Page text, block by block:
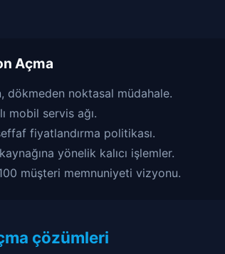
Açma
dökmeden noktasal müdahale.
mobil servis ağı.
fiyatlandırma politikası.
yönelik kalıcı işlemler.
müşteri memnuniyeti vizyonu.
çözümleri